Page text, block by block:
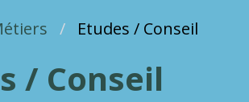
Etudes / Conseil
/ Conseil